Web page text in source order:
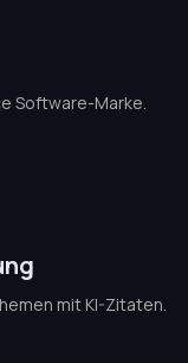
Software-Marke.
mit KI-Zitaten.